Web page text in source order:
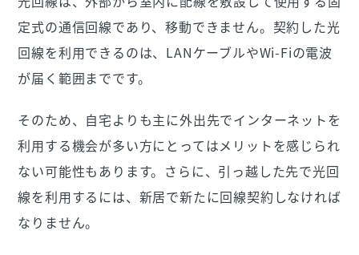
定式の通信回線であり、移動できません。契約した光
回線を利用できるのは、LANケーブルやWi-Fiの電波
が届く範囲までです。
そのため、自宅よりも主に外出先でインターネットを
利用する機会が多い方にとってはメリットを感じられ
ない可能性もあります。さらに、引っ越した先で光回
線を利用するには、新居で新たに回線契約しなければ
なりません。